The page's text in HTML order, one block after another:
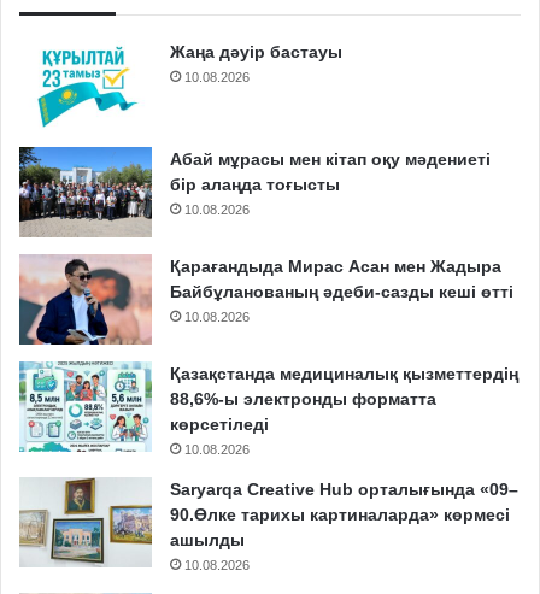
Жаңа дәуір бастауы
10.08.2026
Абай мұрасы мен кітап оқу мәдениеті
бір алаңда тоғысты
10.08.2026
Қарағандыда Мирас Асан мен Жадыра
Байбұланованың әдеби-сазды кеші өтті
10.08.2026
Қазақстанда медициналық қызметтердің
88,6%-ы электронды форматта
көрсетіледі
10.08.2026
Saryarqa Creative Hub орталығында «09–
90.Өлке тарихы картиналарда» көрмесі
ашылды
10.08.2026